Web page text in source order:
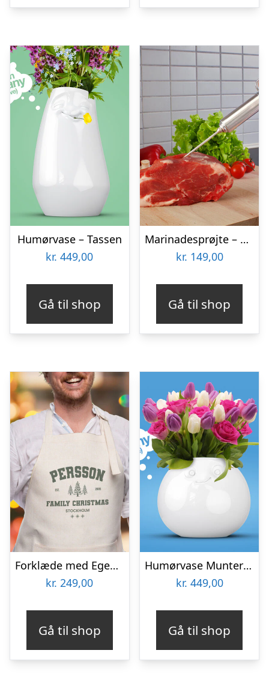
Humørvase – Tassen
kr. 449,00
Gå til shop
Marinadesprøjte – KitchPro
kr. 149,00
Gå til shop
Forklæde med Egen Tekst – Juledesign
kr. 249,00
Gå til shop
Humørvase Munter – Tassen
kr. 449,00
Gå til shop